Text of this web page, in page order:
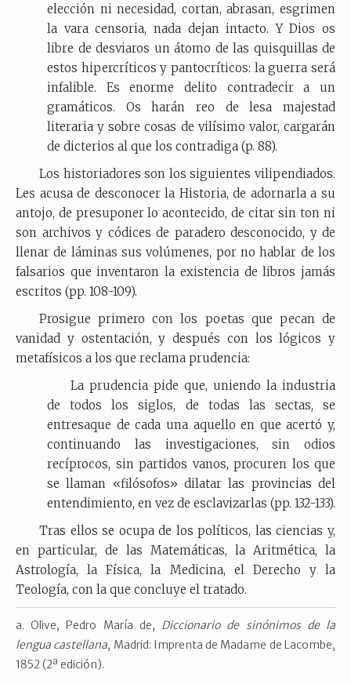
elección ni necesidad, cortan, abrasan, esgrimen
la vara censoria, nada dejan intacto. Y Dios os
libre de desviaros un átomo de las quisquillas de
estos hipercríticos y pantocríticos: la guerra será
infalible. Es enorme delito contradecir a un
gramáticos. Os harán reo de lesa majestad
literaria y sobre cosas de vilísimo valor, cargarán
de dicterios al que los contradiga (p. 88).
Los historiadores son los siguientes vilipendiados.
Les acusa de desconocer la Historia, de adornarla a su
antojo, de presuponer lo acontecido, de citar sin ton ni
son archivos y códices de paradero desconocido, y de
llenar de láminas sus volúmenes, por no hablar de los
falsarios que inventaron la existencia de libros jamás
escritos (pp. 108-109).
Prosigue primero con los poetas que pecan de
vanidad y ostentación, y después con los lógicos y
metafísicos a los que reclama prudencia:
La prudencia pide que, uniendo la industria
de todos los siglos, de todas las sectas, se
entresaque de cada una aquello en que acertó y,
continuando las investigaciones, sin odios
recíprocos, sin partidos vanos, procuren los que
se llaman «filósofos» dilatar las provincias del
entendimiento, en vez de esclavizarlas (pp. 132-133).
Tras ellos se ocupa de los políticos, las ciencias y,
en particular, de las Matemáticas, la Aritmética, la
Astrología, la Física, la Medicina, el Derecho y la
Teología, con la que concluye el tratado.
Olive, Pedro María de, Diccionario de sinónimos de la
lengua castellana, Madrid: Imprenta de Madame de Lacombe,
1852 (2ª edición).